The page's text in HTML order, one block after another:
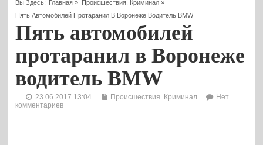
Вы Здесь: Главная » Происшествия. Криминал»
Пять Автомобилей Протаранил В Воронеже Водитель BMW
Пять автомобилей
протаранил в Воронеже
водитель BMW
23.06.2017 13:04 Происшествия. Криминал
Нет
комментариев